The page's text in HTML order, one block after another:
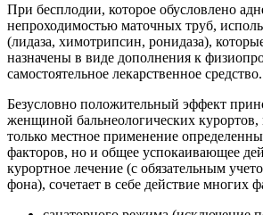
При бесплодии, которое обусловлено
непроходимостью маточных труб,
(лидаза, химотрипсин, ронидаза),
назначены в виде дополнения к
самостоятельное лекарственное средство.
Безусловно положительный эффект
женщиной бальнеологических курортов,
только местное применение
факторов, но и общее успокаивающее
курортное лечение (с обязательным
фона), сочетает в себе действие многих